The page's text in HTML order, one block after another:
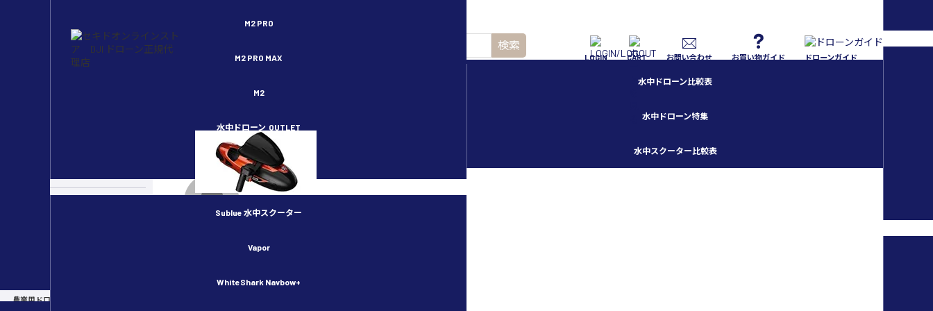
検索
LOGIN CART お問い合わせ お買い物ガイド ドローンガイド
M2 PRO
M2 PRO MAX
M2
水中ドローン OUTLET
Sublue 水中スクーター
Vapor
WhiteShark Navbow+
水中ドローン比較表
水中ドローン特集
水中スクーター比較表
農業用ドローン／スマート農業
産業用ドローン
赤外線カメラが進化した小型産業用ドローン DJI Mavic
2 Enterprise Advanced を比較してみました！
2021/05/10（月）
DJI Zenmuse H20T